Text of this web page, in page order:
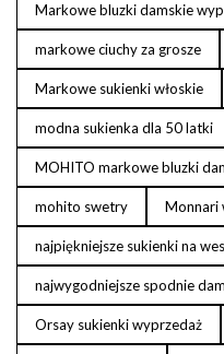
Markowe bluzki damskie
markowe ciuchy za grosze
Markowe sukienki włoskie
modna sukienka dla 50 latki
MOHITO markowe bluzki
mohito swetry Monnari
najpiękniejsze sukienki na
najwygodniejsze spodnie
Orsay sukienki wyprzedaż